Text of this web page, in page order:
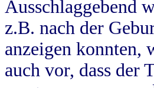
Ausschlaggebend
z.B. nach der
anzeigen konnten,
auch vor, dass der